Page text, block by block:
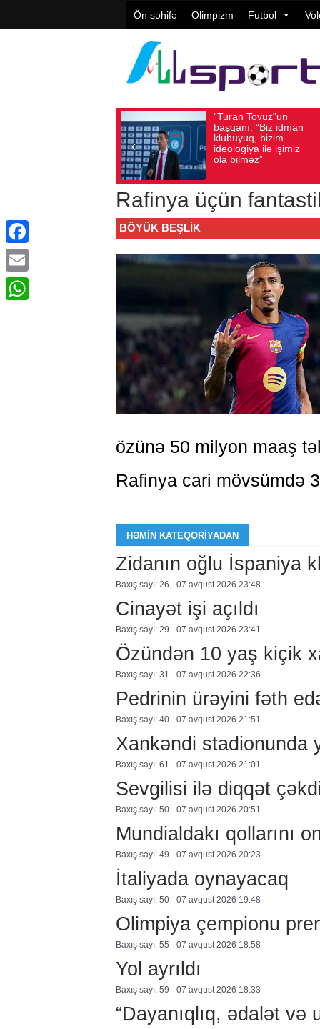
Ön səhifə Olimpizm Futbol
başqanı: “Biz idman
klubuyuq, bizim
ideologiya ilə işimiz
ola bilməz”
Vüqar
Avqust 05, 2026
Rafinya üçün
BÖYÜK BEŞLIK
özünə 50 milyon maaş
Rafinya cari mövsümdə
HƏMIN KATEQORIYADAN
Zidanın oğlu İspaniya
Baxış sayı: 26 07 avqust 2026 23:48
Cinayət işi açıldı
Baxış sayı: 29 07 avqust 2026 23:41
Özündən 10 yaş kiçik
Baxış sayı: 31 07 avqust 2026 22:36
Pedrinin ürəyini fəth
Baxış sayı: 40 07 avqust 2026 21:51
Xankəndi stadionunda
Baxış sayı: 61 07 avqust 2026 21:01
Sevgilisi ilə diqqət
Baxış sayı: 50 07 avqust 2026 20:51
Mundialdakı qollarını
Baxış sayı: 49 07 avqust 2026 20:23
İtaliyada oynayacaq
Baxış sayı: 50 07 avqust 2026 19:48
Olimpiya çempionu
Baxış sayı: 55 07 avqust 2026 18:58
Yol ayrıldı
Baxış sayı: 59 07 avqust 2026 18:33
“Dayanıqlıq, ədalət
Facebook
Email